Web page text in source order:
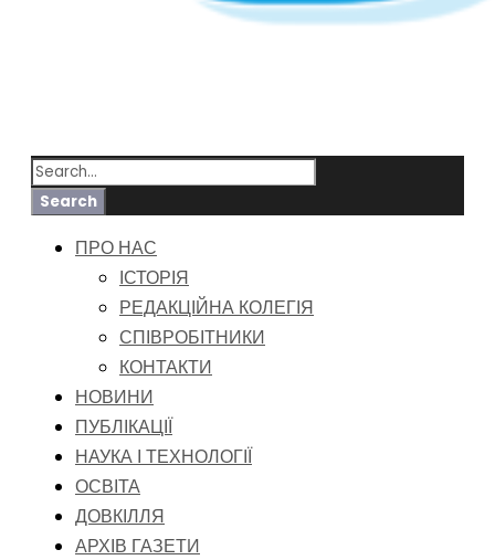
ПРО НАС
ІСТОРІЯ
РЕДАКЦІЙНА КОЛЕГІЯ
СПІВРОБІТНИКИ
КОНТАКТИ
НОВИНИ
ПУБЛІКАЦІЇ
НАУКА І ТЕХНОЛОГІЇ
ОСВІТА
ДОВКІЛЛЯ
АРХІВ ГАЗЕТИ